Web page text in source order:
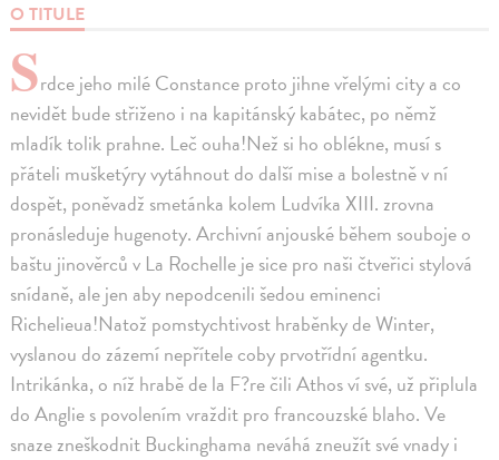
O TITULE
Srdce jeho milé Constance proto jihne vřelými city a co
nevidět bude střiženo i na kapitánský kabátec, po němž
mladík tolik prahne. Leč ouha!Než si ho oblékne, musí s
přáteli mušketýry vytáhnout do další mise a bolestně v ní
dospět, poněvadž smetánka kolem Ludvíka XIII. zrovna
pronásleduje hugenoty. Archivní anjouské během souboje o
baštu jinověrců v La Rochelle je sice pro naši čtveřici stylová
snídaně, ale jen aby nepodcenili šedou eminenci
Richelieua!Natož pomstychtivost hraběnky de Winter,
vyslanou do zázemí nepřítele coby prvotřídní agentku.
Intrikánka, o níž hrabě de la F?re čili Athos ví své, už připlula
do Anglie s povolením vraždit pro francouzské blaho. Ve
snaze zneškodnit Buckinghama neváhá zneužít své vnady i